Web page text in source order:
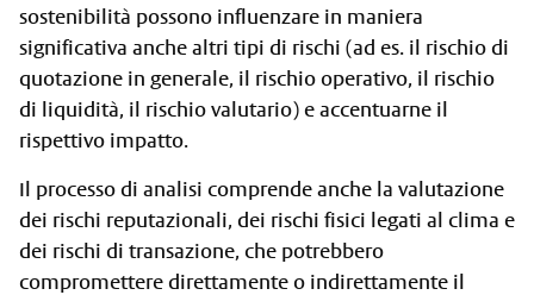
sostenibilità possono influenzare in maniera
significativa anche altri tipi di rischi (ad es. il rischio di
quotazione in generale, il rischio operativo, il rischio
di liquidità, il rischio valutario) e accentuarne il
rispettivo impatto.
Il processo di analisi comprende anche la valutazione
dei rischi reputazionali, dei rischi fisici legati al clima e
dei rischi di transazione, che potrebbero
compromettere direttamente o indirettamente il